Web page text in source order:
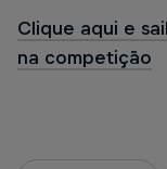
Clique aqui e
na competição